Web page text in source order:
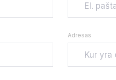
Adresas